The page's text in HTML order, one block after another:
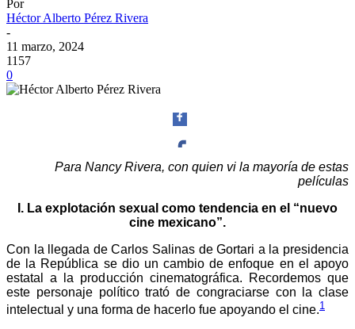
Por
Héctor Alberto Pérez Rivera
-
11 marzo, 2024
1157
0
Twitter
Para Nancy Rivera, con quien vi la mayoría de estas
películas
I. La explotación sexual como tendencia en el “nuevo
cine mexicano”.
Con la llegada de Carlos Salinas de Gortari a la presidencia
de la República se dio un cambio de enfoque en el apoyo
estatal a la producción cinematográfica. Recordemos que
este personaje político trató de congraciarse con la clase
intelectual y una forma de hacerlo fue apoyando el cine.1